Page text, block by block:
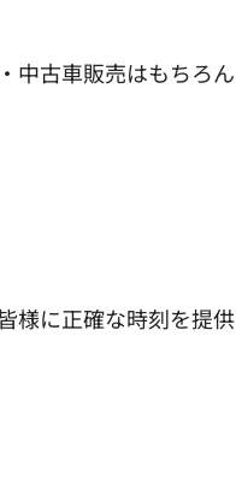
中古車販売はもちろ
様に正確な時刻を提